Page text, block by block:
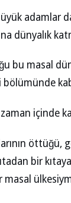
adamlar
dünyalık
bu masal
bölümünde
zaman içinde
öttüğü,
bir
masal